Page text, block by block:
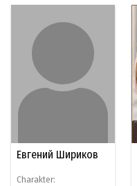
Евгений Шириков
Charakter: